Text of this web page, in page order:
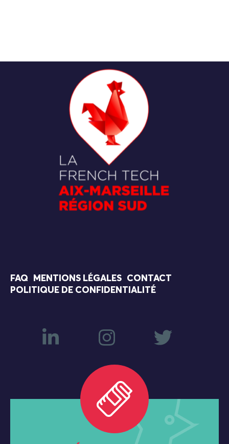
FAQ MENTIONS LÉGALES
CONTACT
POLITIQUE DE CONFIDENTIALITÉ